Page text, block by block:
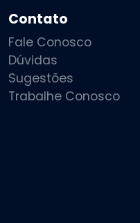
Contato
Fale Conosco
Dúvidas
Sugestões
Trabalhe Conosco